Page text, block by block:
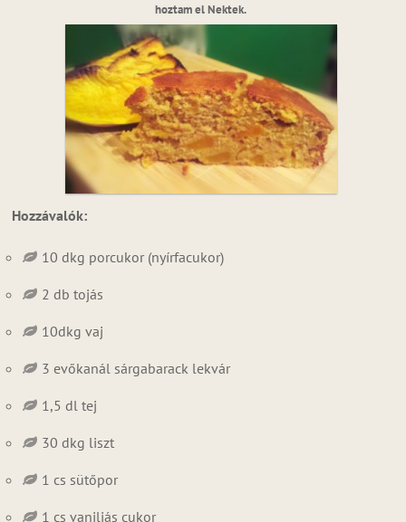
hoztam el Nektek.
Hozzávalók:
10 dkg porcukor (nyírfacukor)
2 db tojás
10dkg vaj
3 evőkanál sárgabarack lekvár
1,5 dl tej
30 dkg liszt
1 cs sütőpor
1 cs vaniliás cukor